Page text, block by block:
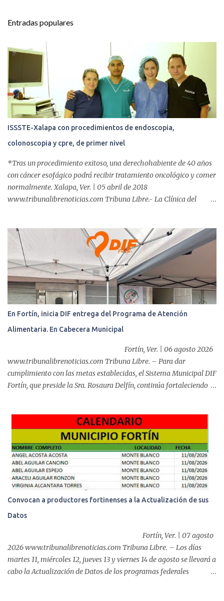
Entradas populares
ISSSTE-Xalapa con procedimientos de endoscopia,
colonoscopia y cpre, de primer nivel
*Tras un procedimiento exitoso, una derechohabiente de 40 años
con cáncer esofágico podrá recibir tratamiento oncológico y comer
normalmente. Xalapa, Ver. | 05 abril de 2018
www.tribunalibrenoticias.com Tribuna Libre.- La Clínica del
incluyen endoscopia, colonoscopia y colangiopancreatografía
retrógrada endoscópica (CPRE), con equipo de alta tecnología de
videoendoscopia gástrica y con especialistas certificados. Además
se cuenta con endoscopios de última tecnología que permiten
diagnósticos con mayor certeza y sin dolor para el paciente, a
través de la atención de un equipo de profesionales
multidisciplinario: tres endoscopistas, anestesiólogo y personal
auxiliar y de enfermería. En esta semana, se realizó un nuevo caso
de éxito, pues a través de la colocación de un stent metálico
esofágico, una derechohabiente con un tumor en el ...
En Fortín, inicia DIF entrega del Programa de Atención
Alimentaria. En Cabecera Municipal
Fortín, Ver. | 06 agosto 2026
www.tribunalibrenoticias.com Tribuna Libre. – Para dar
cumplimiento con las metas establecidas, el Sistema Municipal DIF
Fortín, que preside la Sra. Rosaura Delfín, continúa fortaleciendo
Días y Primera Infancia” que inició este miércoles en la cabecera
municipal. Se trata de una estrategia que busca contribuir al
desarrollo y la nutrición de niñas, niños y mujeres en esta
importante etapa de vida. Durante la jornada, en la explanada del
Súper Ahorros, el director del organismo asistencial, Lic. Carlos
Adiel Pereda, realizó un recorrido por las sedes de entre...
Convocan a productores fortinenses a la Actualización de sus
Datos
Fortín, Ver. | 07 agosto
2026 www.tribunalibrenoticias.com Tribuna Libre. – Los días
martes 11, miércoles 12, jueves 13 y viernes 14 de agosto se llevará a
cabo la Actualización de Datos de los programas federales